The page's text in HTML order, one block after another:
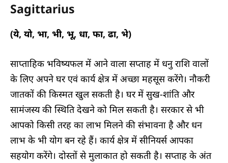
Sagittarius
(ये, यो, भा, भी, भू, धा, फा, ढा, भे)
साप्ताहिक भविष्यफल में आने वाला सप्ताह में धनु राशि वालों
के लिए अपने घर एवं कार्य क्षेत्र में अच्छा महसूस करेंगे। नौकरी
जातकों की किस्मत खुल सकती है। घर में सुख-शांति और
सामंजस्य की स्थिति देखने को मिल सकती है। सरकार से भी
आपको किसी तरह का लाभ मिलने की संभावना है और धन
लाभ के भी योग बन रहे हैं। कार्य क्षेत्र में सीनियर्स आपका
सहयोग करेंगे। दोस्तों से मुलाकात हो सकती है। सप्ताह के अंत